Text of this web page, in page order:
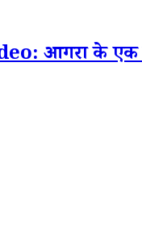
आगरा के एक